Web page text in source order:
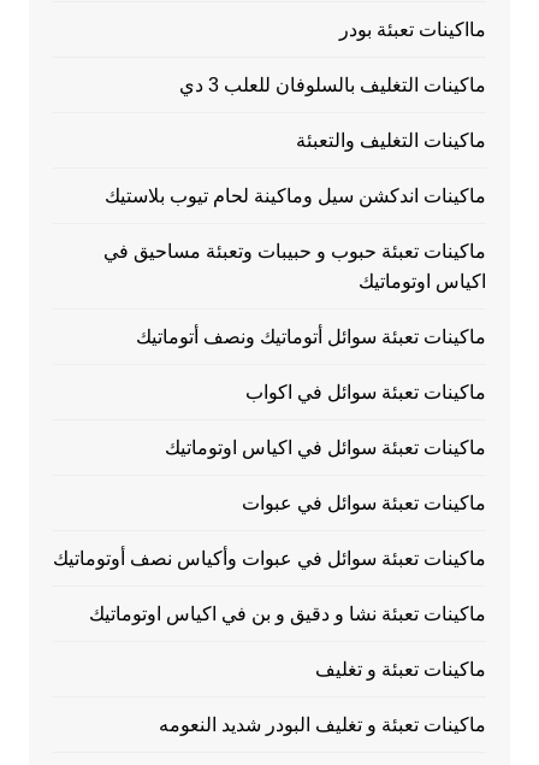
مااكينات تعبئة بودر
ماكينات التغليف بالسلوفان للعلب 3 دي
ماكينات التغليف والتعبئة
ماكينات اندكشن سيل وماكينة لحام تيوب بلاستيك
ماكينات تعبئة حبوب و حبيبات وتعبئة مساحيق في
اكياس اوتوماتيك
ماكينات تعبئة سوائل أتوماتيك ونصف أتوماتيك
ماكينات تعبئة سوائل في اكواب
ماكينات تعبئة سوائل في اكياس اوتوماتيك
ماكينات تعبئة سوائل في عبوات
ماكينات تعبئة سوائل في عبوات وأكياس نصف أوتوماتيك
ماكينات تعبئة نشا و دقيق و بن في اكياس اوتوماتيك
ماكينات تعبئة و تغليف
ماكينات تعبئة و تغليف البودر شديد النعومه